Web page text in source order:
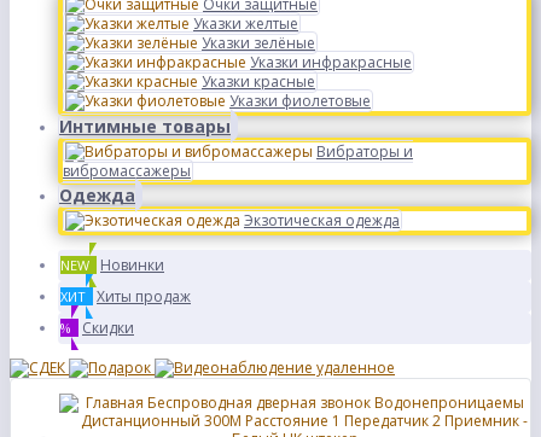
Очки защитные
Указки желтые
Указки зелёные
Указки инфракрасные
Указки красные
Указки фиолетовые
Интимные товары
Вибраторы и
вибромассажеры
Одежда
Экзотическая одежда
NEW Новинки
ХИТ Хиты продаж
% Скидки